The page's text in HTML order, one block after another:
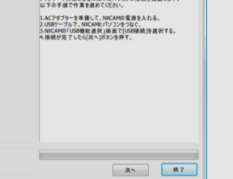
解除）
が本契約に定める条項に違反し
本契約を解除し、またはそれに
の賠償を使用者に対し請求でき
ウェアの廃棄）
本契約が終了した場合、使用者
日から２週間以内に本ソフトウ